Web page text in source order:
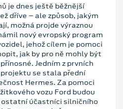
je dnes ještě běžnější
dříve – ale způsob, jakým
možná projde výraznou
nový evropský program
jehož cílem je pomoci
jak by pro ně mohly být
Jedním z prvních
se stala přední
Hermes. Za pomoci
vozu Ford budou
účastníci silničního